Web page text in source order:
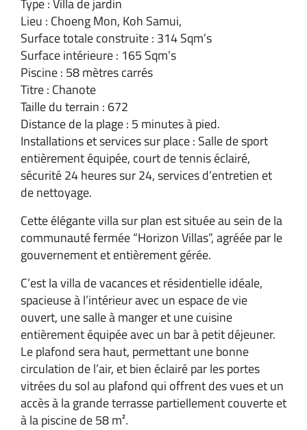
Type : Villa de jardin
Lieu : Choeng Mon, Koh Samui,
Surface totale construite : 314 Sqm’s
Surface intérieure : 165 Sqm’s
Piscine : 58 mètres carrés
Titre : Chanote
Taille du terrain : 672
Distance de la plage : 5 minutes à pied.
Installations et services sur place : Salle de sport
entièrement équipée, court de tennis éclairé,
sécurité 24 heures sur 24, services d’entretien et
de nettoyage.
Cette élégante villa sur plan est située au sein de la
communauté fermée “Horizon Villas”, agréée par le
gouvernement et entièrement gérée.
C’est la villa de vacances et résidentielle idéale,
spacieuse à l’intérieur avec un espace de vie
ouvert, une salle à manger et une cuisine
entièrement équipée avec un bar à petit déjeuner.
Le plafond sera haut, permettant une bonne
circulation de l’air, et bien éclairé par les portes
vitrées du sol au plafond qui offrent des vues et un
accès à la grande terrasse partiellement couverte et
à la piscine de 58 m².